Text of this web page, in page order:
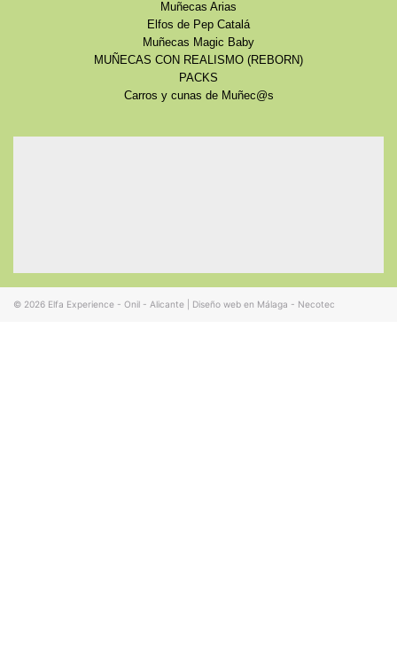
Muñecas Arias
Elfos de Pep Catalá
Muñecas Magic Baby
MUÑECAS CON REALISMO (REBORN)
PACKS
Carros y cunas de Muñec@s
© 2026 Elfa Experience - Onil - Alicante Diseño web en Málaga - Necotec